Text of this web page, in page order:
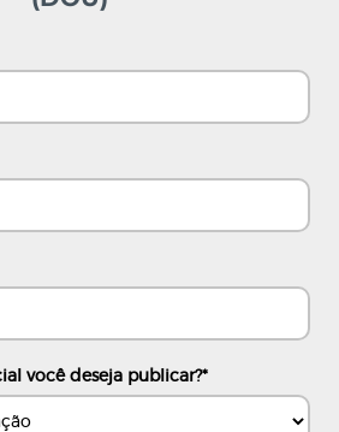
você deseja publicar?*